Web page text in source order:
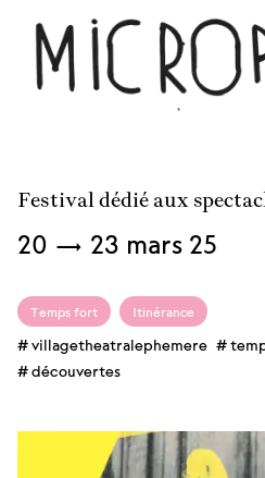
Festival dédié aux
Du
20 → 23 mars 25
savoir
plus
Temps fort Itinérance
villagetheatralephemere
découvertes